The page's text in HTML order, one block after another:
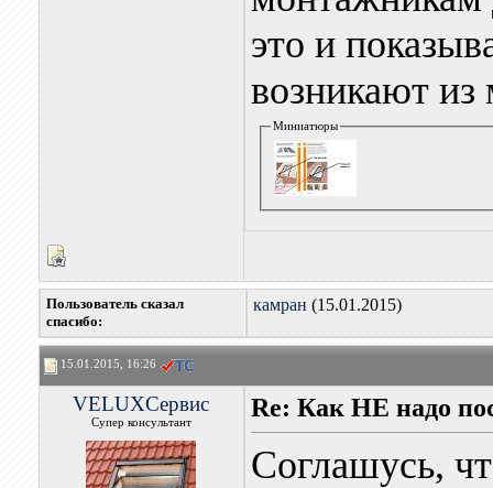
это и
возникают из
Миниатюры
Пользователь сказал
cпасибо:
камран (15.01.2015)
15.01.2015, 16:26
VELUXСервис
Супер консультант
Re: Как НЕ надо
Соглашусь,